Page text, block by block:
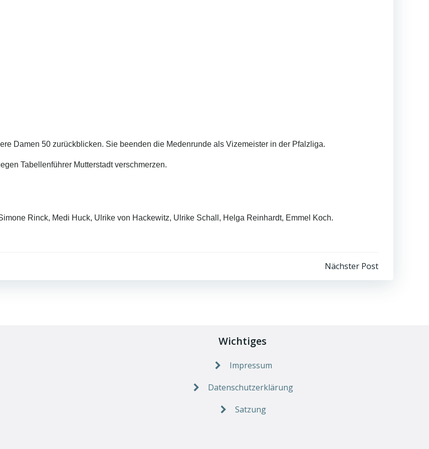
Damen 50 zurückblicken. Sie beenden die Medenrunde als Vizemeister in der Pfalzliga.
Tabellenführer Mutterstadt verschmerzen.
Rinck, Medi Huck, Ulrike von Hackewitz, Ulrike Schall, Helga Reinhardt, Emmel Koch.
Nächster Post
Wichtiges
Impressum
Datenschutzerklärung
Satzung